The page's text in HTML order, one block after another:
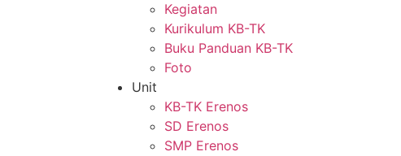
Kegiatan
Kurikulum KB-TK
Buku Panduan KB-TK
Foto
Unit
KB-TK Erenos
SD Erenos
SMP Erenos